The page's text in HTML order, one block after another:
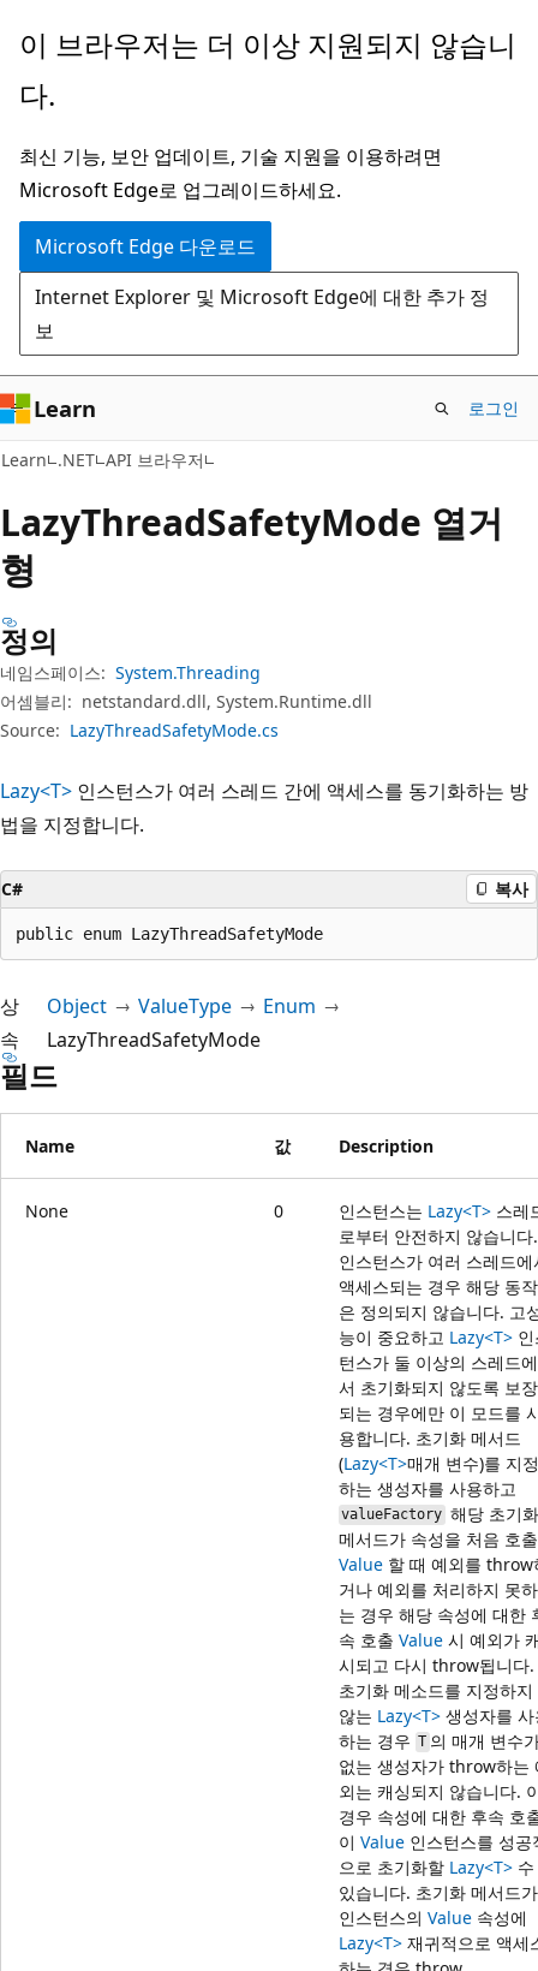
주
콘
츠
로
건
너
뛰
기
페
지
탐
색
으
로
건
너
뛰
기
이 브라우저는 더 이상 지원되지 않습니
다.
최신 기능, 보안 업데이트, 기술 지원을 이용하려면
Microsoft Edge로 업그레이드하세요.
Microsoft Edge 다운로드
Internet Explorer 및 Microsoft Edge에 대한 추가 정
보
Learn 로그인
Learn .NET API 브라우저
LazyThreadSafetyMode 열거
형
정의
네임스페이스: System.Threading
어셈블리: netstandard.dll, System.Runtime.dll
Source: LazyThreadSafetyMode.cs
Lazy<T> 인스턴스가 여러 스레드 간에 액세스를 동기화하는 방
법을 지정합니다.
C# 복사
public enum LazyThreadSafetyMode
상
속
Object ValueType
Enum
LazyThreadSafetyMode
필드
Name 값 Description
None 0 인스턴스는 Lazy<T> 스레
로부터 안전하지 않습니다.
인스턴스가 여러 스레드에
액세스되는 경우 해당 동작
은 정의되지 않습니다. 고
능이 중요하고 Lazy<T>
턴스가 둘 이상의 스레드에
서 초기화되지 않도록 보장
되는 경우에만 이 모드를
용합니다. 초기화 메서드
(Lazy<T>매개 변수)를 지정
하는 생성자를 사용하고
valueFactory 해당 초기화
메서드가 속성을 처음 호출
Value 할 때 예외를 throw
거나 예외를 처리하지 못하
는 경우 해당 속성에 대한
속 호출 Value 시 예외가
시되고 다시 throw됩니다.
초기화 메소드를 지정하지
않는 Lazy<T> 생성자를
하는 경우 T의 매개 변수
없는 생성자가 throw하는
외는 캐싱되지 않습니다.
경우 속성에 대한 후속 호
이 Value 인스턴스를 성공
으로 초기화할 Lazy<T> 수
있습니다. 초기화 메서드가
인스턴스의 Value 속성에
Lazy<T> 재귀적으로 액세